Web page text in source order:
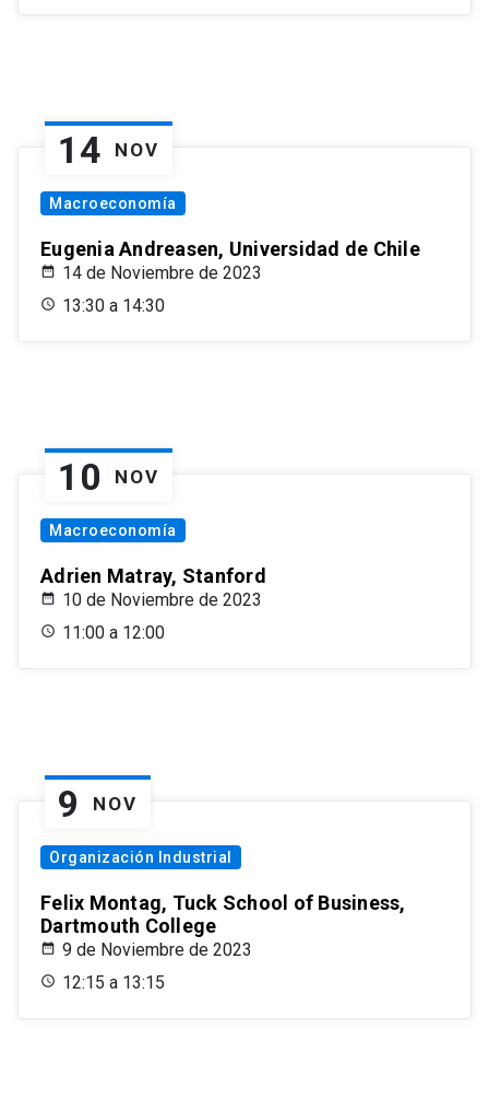
14 NOV
Macroeconomía
Eugenia Andreasen, Universidad de Chile
14 de Noviembre de 2023
13:30 a 14:30
10 NOV
Macroeconomía
Adrien Matray, Stanford
10 de Noviembre de 2023
11:00 a 12:00
9 NOV
Organización Industrial
Felix Montag, Tuck School of Business,
Dartmouth College
9 de Noviembre de 2023
12:15 a 13:15